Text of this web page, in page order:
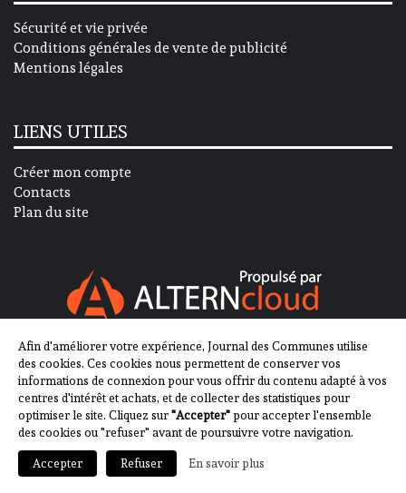
Sécurité et vie privée
Conditions générales de vente de publicité
Mentions légales
LIENS UTILES
Créer mon compte
Contacts
Plan du site
SUIVEZ-NOUS SUR
2013-2023 - Journal des Communes ©
Afin d'améliorer votre expérience, Journal des Communes utilise
des cookies. Ces cookies nous permettent de conserver vos
informations de connexion pour vous offrir du contenu adapté à vos
centres d'intérêt et achats, et de collecter des statistiques pour
optimiser le site. Cliquez sur"Accepter"pour accepter l'ensemble
des cookies ou "refuser" avant de poursuivre votre navigation.
Accepter Refuser En savoir plus